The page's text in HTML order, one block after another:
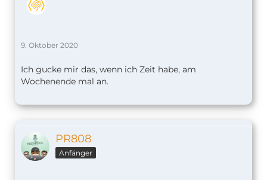
9. Oktober 2020
Ich gucke mir das, wenn ich Zeit habe, am
Wochenende mal an.
PR808
Anfänger